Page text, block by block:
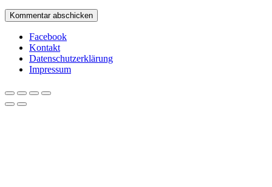
Facebook
Kontakt
Datenschutzerklärung
Impressum